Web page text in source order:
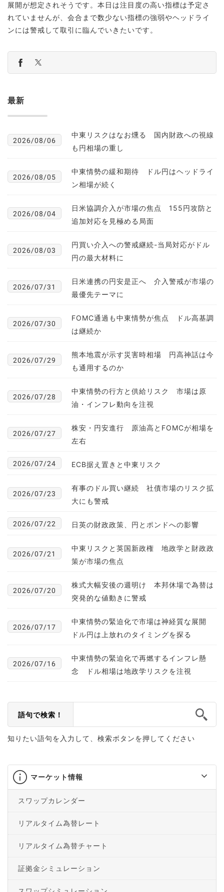
展開が想定されそうです。本日は注目度の高い指標は予定さ
れていませんが、会合まで数少ない指標の強弱やヘッドライ
ンには警戒して取引に臨んでいきたいです。
最新
2026/08/06
中東リスクはなお燻る 国内財政への視線
も円相場の重し
2026/08/05
中東情勢の緩和期待 ドル円はヘッドライ
ン相場が続く
2026/08/04
日米協調介入が市場の焦点 155円攻防と
追加対応を見極める局面
2026/08/03
円買い介入への警戒継続-当局対応がドル
円の最大材料に
2026/07/31
日米連携の円安是正へ 介入警戒が市場の
最優先テーマに
2026/07/30
FOMC通過も中東情勢が焦点 ドル高基調
は継続か
2026/07/29
熊本地震が示す災害時相場 円高神話は今
も通用するのか
2026/07/28
中東情勢の行方と供給リスク 市場は原
油・インフレ動向を注視
2026/07/27
株安・円安進行 原油高とFOMCが相場を
左右
2026/07/24 ECB据え置きと中東リスク
2026/07/23
有事のドル買い継続 社債市場のリスク拡
大にも警戒
2026/07/22 日英の財政政策、円とポンドへの影響
2026/07/21
中東リスクと英国新政権 地政学と財政政
策が市場の焦点
2026/07/20
株式大幅安後の週明け 本邦休場で為替は
突発的な値動きに警戒
2026/07/17
中東情勢の緊迫化で市場は神経質な展開
ドル円は上放れのタイミングを探る
2026/07/16
中東情勢の緊迫化で再燃するインフレ懸
念 ドル相場は地政学リスクを注視
語句で検索！
知りたい語句を入力して、検索ボタンを押してください
マーケット情報
スワップカレンダー
リアルタイム為替レート
リアルタイム為替チャート
証拠金シミュレーション